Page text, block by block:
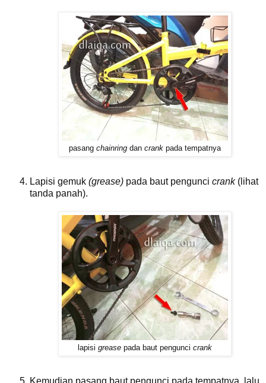
pasang chainring dan crank pada tempatnya
Lapisi gemuk (grease) pada baut pengunci crank(lihat
tanda panah).
lapisi grease pada baut pengunci crank
Kemudian pasang baut pengunci pada tempatnya, lalu